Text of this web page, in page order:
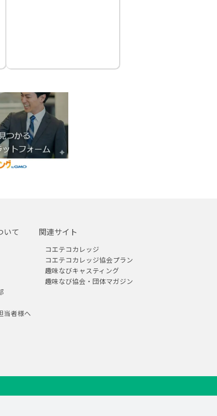
いて
当者様へ
関連サイト
コエテコカレッジ
コエテコカレッジ協会プラン
趣味なびキャスティング
趣味なび協会・団体マガジン